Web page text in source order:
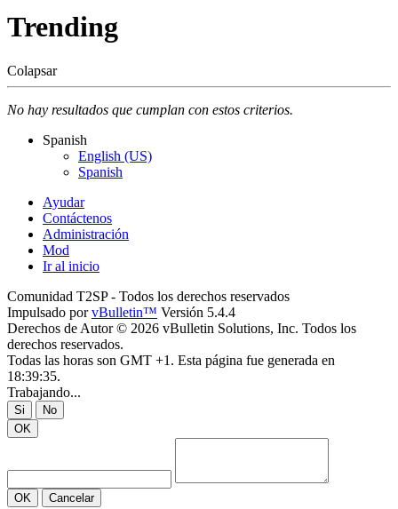
Trending
Colapsar
No hay resultados que cumplan con estos criterios.
Spanish
English (US)
Spanish
Ayudar
Contáctenos
Administración
Mod
Ir al inicio
Comunidad T2SP - Todos los derechos reservados
Impulsado porvBulletin™ Versión 5.4.4
Derechos de Autor © 2026 vBulletin Solutions, Inc. Todos los
derechos reservados.
Todas las horas son GMT +1. Esta página fue generada en
18:39:35.
Trabajando...
Si
No
OK
OK Cancelar